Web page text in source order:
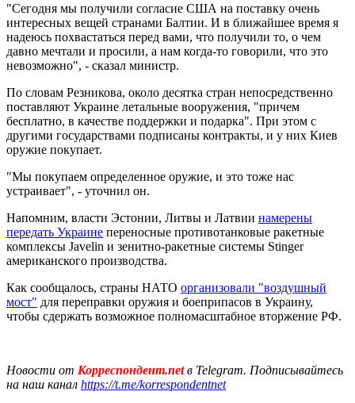
"Сегодня мы получили согласие США на поставку очень
интересных вещей странами Балтии. И в ближайшее время я
надеюсь похвастаться перед вами, что получили то, о чем
давно мечтали и просили, а нам когда-то говорили, что это
невозможно", - сказал министр.
По словам Резникова, около десятка стран непосредственно
поставляют Украине летальные вооружения, "причем
бесплатно, в качестве поддержки и подарка". При этом с
другими государствами подписаны контракты, и у них Киев
оружие покупает.
"Мы покупаем определенное оружие, и это тоже нас
устраивает", - уточнил он.
Напомним, власти Эстонии, Литвы и Латвии намерены
передать Украине переносные противотанковые ракетные
комплексы Javelin и зенитно-ракетные системы Stinger
американского производства.
Как сообщалось, страны НАТО организовали "воздушный
мост" для переправки оружия и боеприпасов в Украину,
чтобы сдержать возможное полномасштабное вторжение РФ.
Новости от Корреспондент.netв Telegram. Подписывайтесь
на наш канал https://t.me/korrespondentnet